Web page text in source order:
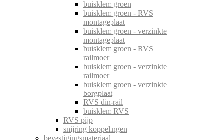
buisklem groen
buisklem groen - RVS
montageplaat
buisklem groen - verzinkte
montageplaat
buisklem groen - RVS
railmoer
buisklem groen - verzinkte
railmoer
buisklem groen - verzinkte
borgplaat
RVS din-rail
buisklem RVS
RVS pijp
snijring koppelingen
bevestigingsmateriaal